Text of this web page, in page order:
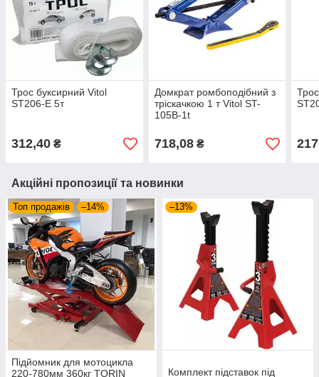
Трос буксирний Vitol
ST206-E 5т
312,40 ₴
Домкрат ромбоподібний з
тріскачкою 1 т Vitol ST-
105B-1t
718,08₴
Акційні пропозиції та новинки
Топ продажів –14%
Підйомник для мотоцикла
220-780мм 360кг TORIN
–13%
Комплект підставок під